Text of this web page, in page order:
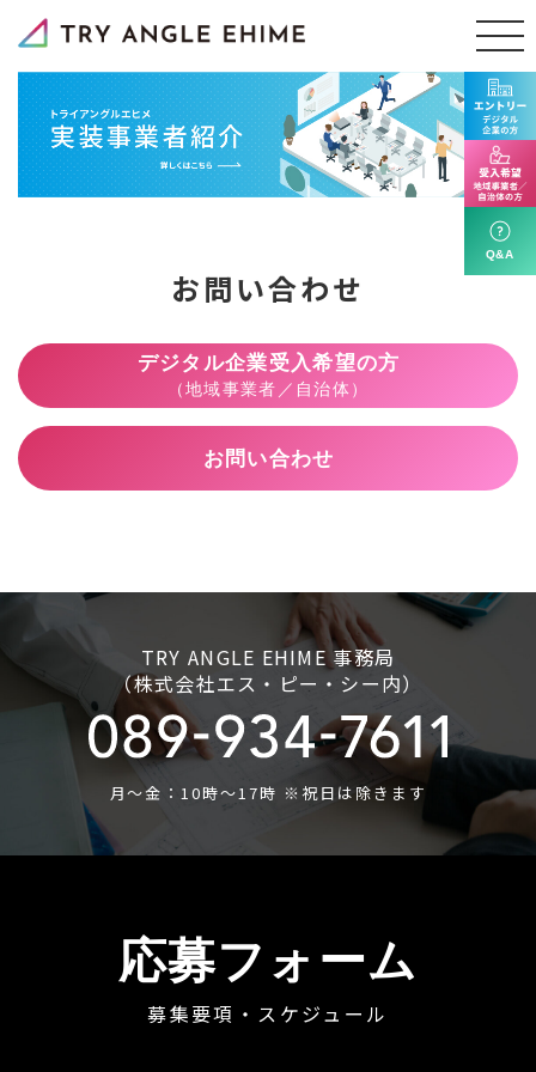
お問い合わせ
デジタル企業受入希望の方
（地域事業者／自治体）
お問い合わせ
TRY ANGLE EHIME 事務局
（株式会社エス・ピー・シー内）
月〜金：10時〜17時 ※祝日は除きます
応募フォーム
募集要項・スケジュール